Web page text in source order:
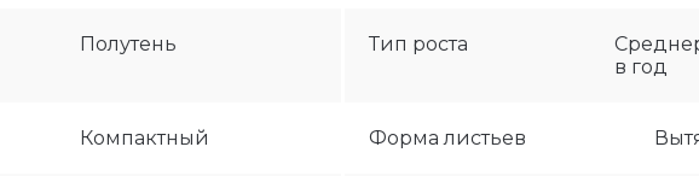
Полутень Тип роста
в год
Компактный Форма листьев